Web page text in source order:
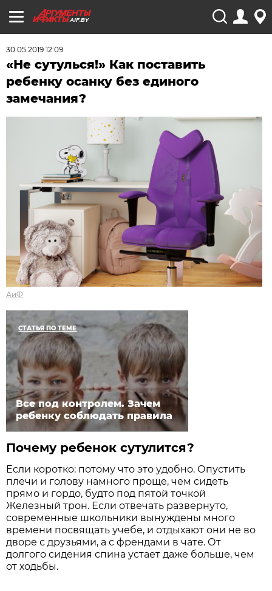
AIF.BY
30.05.2019 12:09
«Не сутулься!» Как поставить
ребенку осанку без единого
замечания?
АиФ
СТАТЬЯ ПО ТЕМЕ
Все под контролем. Зачем
ребенку соблюдать правила
Почему ребенок сутулится?
Если коротко: потому что это удобно. Опустить
плечи и голову намного проще, чем сидеть
прямо и гордо, будто под пятой точкой
Железный трон. Если отвечать развернуто,
современные школьники вынуждены много
времени посвящать учебе, и отдыхают они не во
дворе с друзьями, а с френдами в чате. От
долгого сидения спина устает даже больше, чем
от ходьбы.